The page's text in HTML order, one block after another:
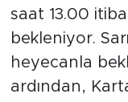
saat 13.00
bekleniyor.
heyecanla
ardından,